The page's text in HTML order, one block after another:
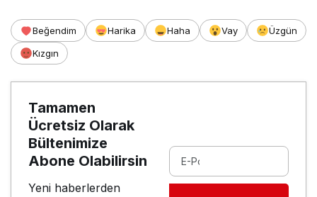
Beğendim Harika Haha Vay
Üzgün
Kızgın
Tamamen
Ücretsiz Olarak
Bültenimize
Abone Olabilirsin
Yeni haberlerden